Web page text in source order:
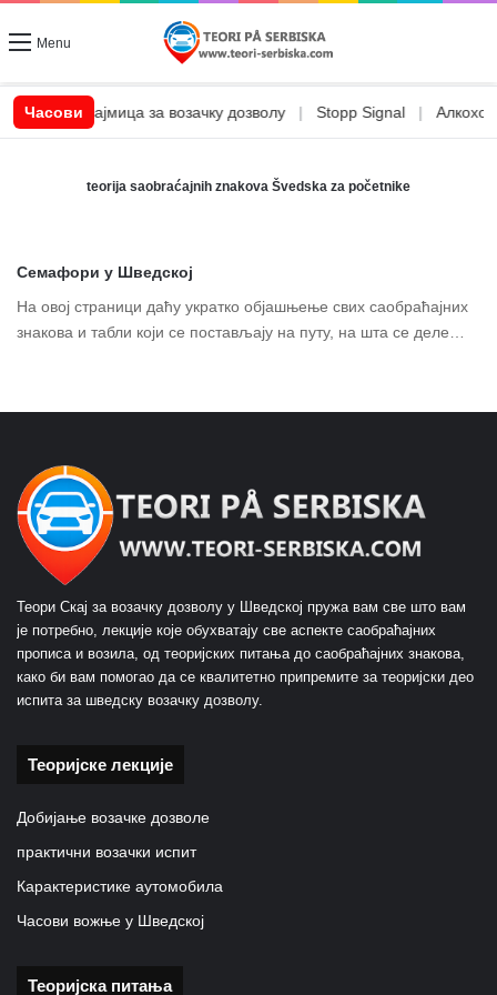
Menu
Часови
CSN позајмица за возачку дозволу | Stopp Signal Алкохол
teorija saobraćajnih znakova Švedska za početnike
Семафори у Шведској
На овој страници даћу укратко објашњење свих саобраћајних
знакова и табли који се постављају на путу, на шта се деле…
Теори Скај за возачку дозволу у Шведској пружа вам све што вам
је потребно, лекције које обухватају све аспекте саобраћајних
прописа и возила, од теоријских питања до саобраћајних знакова,
како би вам помогао да се квалитетно припремите за теоријски део
испита за шведску возачку дозволу.
Теоријске лекције
Добијање возачке дозволе
практични возачки испит
Карактеристике аутомобила
Часови вожње у Шведској
Теоријска питања